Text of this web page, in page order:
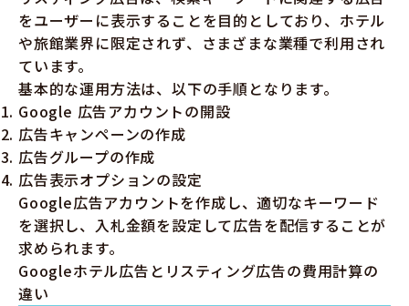
をユーザーに表示することを目的としており、ホテル
や旅館業界に限定されず、さまざまな業種で利用され
ています。
基本的な運用方法は、以下の手順となります。
Google 広告アカウントの開設
広告キャンペーンの作成
広告グループの作成
広告表示オプションの設定
Google広告アカウントを作成し、適切なキーワード
を選択し、入札金額を設定して広告を配信することが
求められます。
Googleホテル広告とリスティング広告の費用計算の
違い